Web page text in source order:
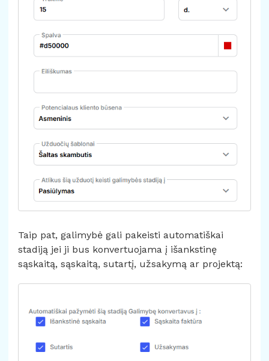
Taip pat, galimybė gali pakeisti automatiškai
stadiją jei ji bus konvertuojama į išankstinę
sąskaitą, sąskaitą, sutartį, užsakymą ar projektą: